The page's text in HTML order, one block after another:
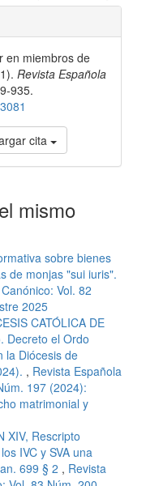
en miembros de
Revista Española
935.
cita
mismo
sobre bienes
de monjas "sui iuris".
Vol. 82
2025
CATÓLICA DE
Decreto el Ordo
la Diócesis de
, Revista Española
197 (2024):
matrimonial y
XIV, Rescripto
IVC y SVA una
699 § 2 , Revista